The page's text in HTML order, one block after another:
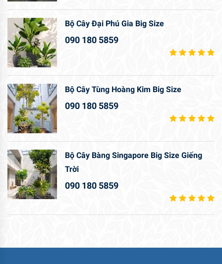
Bộ Cây Đại Phú Gia Big Size
090 180 5859
Bộ Cây Tùng Hoàng Kim Big Size
090 180 5859
Bộ Cây Bàng Singapore Big Size Giếng
Trời
090 180 5859